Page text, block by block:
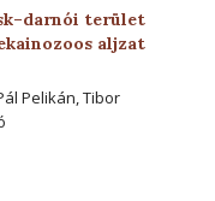
terület
aljzat
Pelikán, Tibor